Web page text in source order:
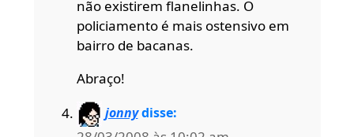
não existirem flanelinhas. O
policiamento é mais ostensivo em
bairro de bacanas.
Abraço!
jonny disse: